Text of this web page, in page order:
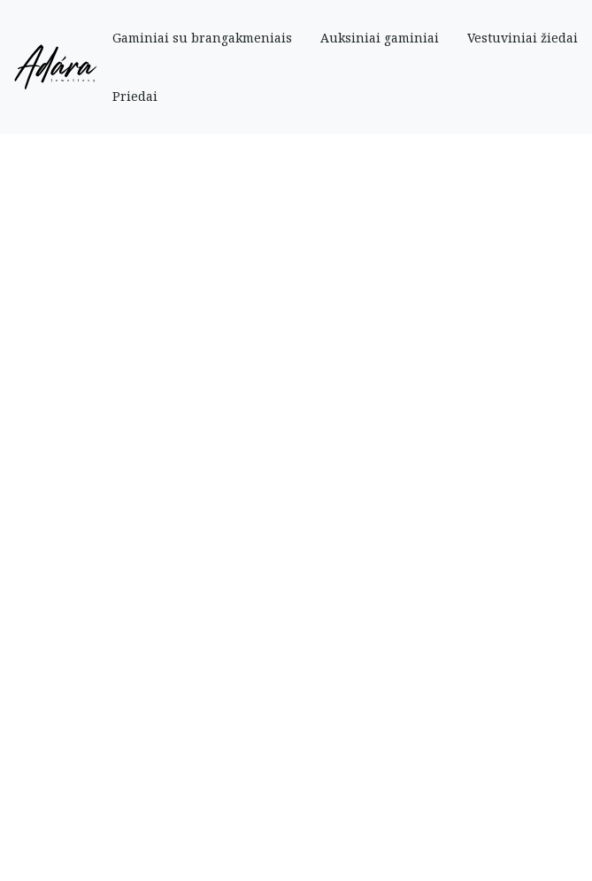
Gaminiai su brangakmeniais Auksiniai gaminiai Vestuviniai žiedai
Priedai
Pradinis Parduotuve » Auksiniai